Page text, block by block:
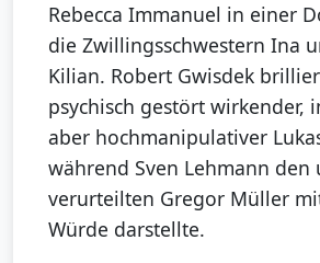
Rebecca Immanuel in einer
die Zwillingsschwestern Ina
Kilian. Robert Gwisdek
psychisch gestört wirkender,
aber hochmanipulativer
während Sven Lehmann den
verurteilten Gregor Müller
Würde darstellte.